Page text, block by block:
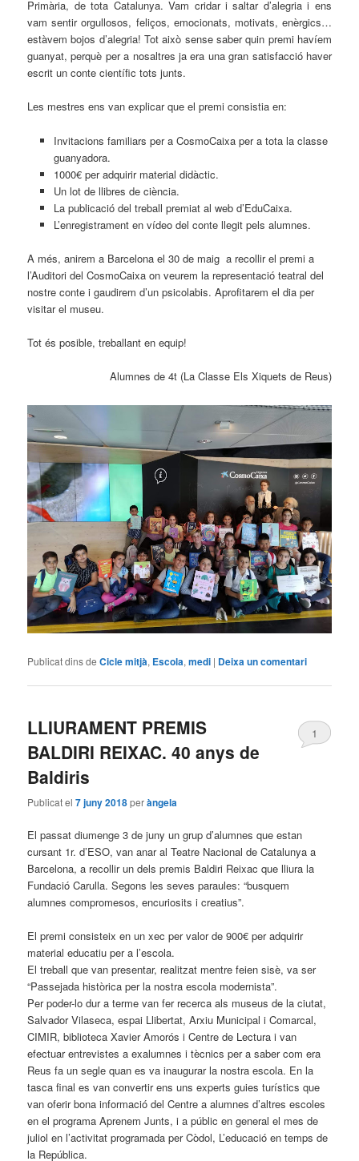
Primària, de tota Catalunya. Vam cridar i saltar d’alegria i ens
vam sentir orgullosos, feliços, emocionats, motivats, enèrgics…
estàvem bojos d’alegria! Tot això sense saber quin premi havíem
guanyat, perquè per a nosaltres ja era una gran satisfacció haver
escrit un conte científic tots junts.
Les mestres ens van explicar que el premi consistia en:
Invitacions familiars per a CosmoCaixa per a tota la classe
guanyadora.
1000€ per adquirir material didàctic.
Un lot de llibres de ciència.
La publicació del treball premiat al web d’EduCaixa.
L’enregistrament en vídeo del conte llegit pels alumnes.
A més, anirem a Barcelona el 30 de maig a recollir el premi a
l’Auditori del CosmoCaixa on veurem la representació teatral del
nostre conte i gaudirem d’un psicolabis. Aprofitarem el dia per
visitar el museu.
Tot és posible, treballant en equip!
Alumnes de 4t (La Classe Els Xiquets de Reus)
Publicat dins de Cicle mitjà, Escola,medi | Deixa un comentari
LLIURAMENT PREMIS
BALDIRI REIXAC. 40 anys de
Baldiris
Publicat el7 juny 2018peràngela
1
El passat diumenge 3 de juny un grup d’alumnes que estan
cursant 1r. d’ESO, van anar al Teatre Nacional de Catalunya a
Barcelona, a recollir un dels premis Baldiri Reixac que lliura la
Fundació Carulla. Segons les seves paraules: “busquem
alumnes compromesos, encuriosits i creatius”.
El premi consisteix en un xec per valor de 900€ per adquirir
material educatiu per a l’escola.
El treball que van presentar, realitzat mentre feien sisè, va ser
“Passejada històrica per la nostra escola modernista”.
Per poder-lo dur a terme van fer recerca als museus de la ciutat,
Salvador Vilaseca, espai Llibertat, Arxiu Municipal i Comarcal,
CIMIR, biblioteca Xavier Amorós i Centre de Lectura i van
efectuar entrevistes a exalumnes i tècnics per a saber com era
Reus fa un segle quan es va inaugurar la nostra escola. En la
tasca final es van convertir ens uns experts guies turístics que
van oferir bona informació del Centre a alumnes d’altres escoles
en el programa Aprenem Junts, i a públic en general el mes de
juliol en l’activitat programada per Còdol, L’educació en temps de
la República.